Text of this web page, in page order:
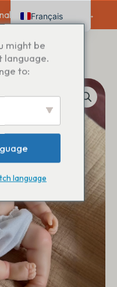
dès aujourd'hui →
might be
language.
to:
language
Français
Deutsch
Nederlands